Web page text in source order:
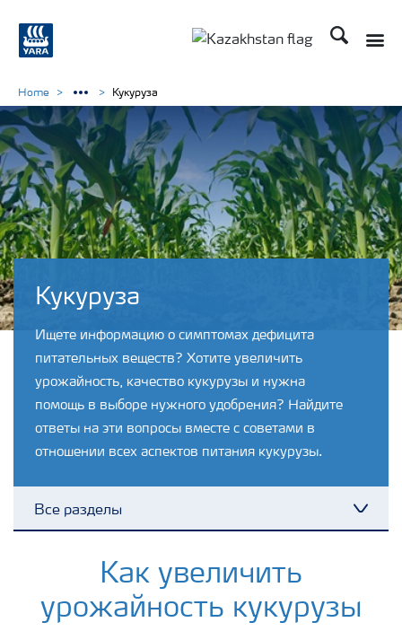
Поиск
Кукуруза
Ищете информацию о симптомах дефицита
питательных веществ? Хотите увеличить
урожайность, качество кукурузы и нужна
помощь в выборе нужного удобрения? Найдите
ответы на эти вопросы вместе с советами в
отношении всех аспектов питания кукурузы.
Все разделы
Удобрения Yara
Культуры
Home Кукуруза
Как увеличить
урожайность кукурузы